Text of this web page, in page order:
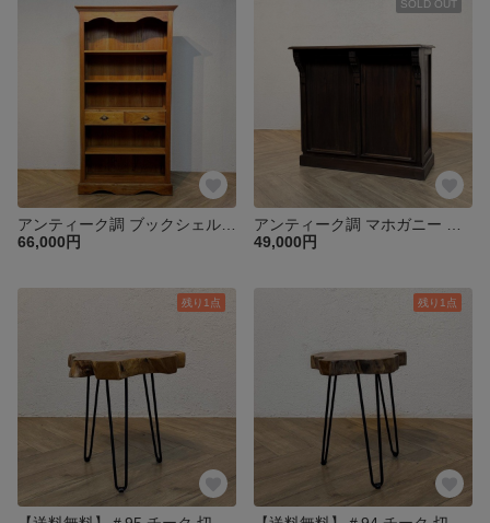
66,000円
SOLD OUT
49,000円
残り1点 残り1点